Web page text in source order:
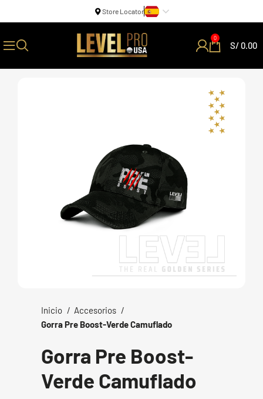
Store Locator
0
S/ 0.00
Inicio
Accesorios
Gorra Pre Boost-Verde Camuflado
Gorra Pre Boost-
Verde Camuflado